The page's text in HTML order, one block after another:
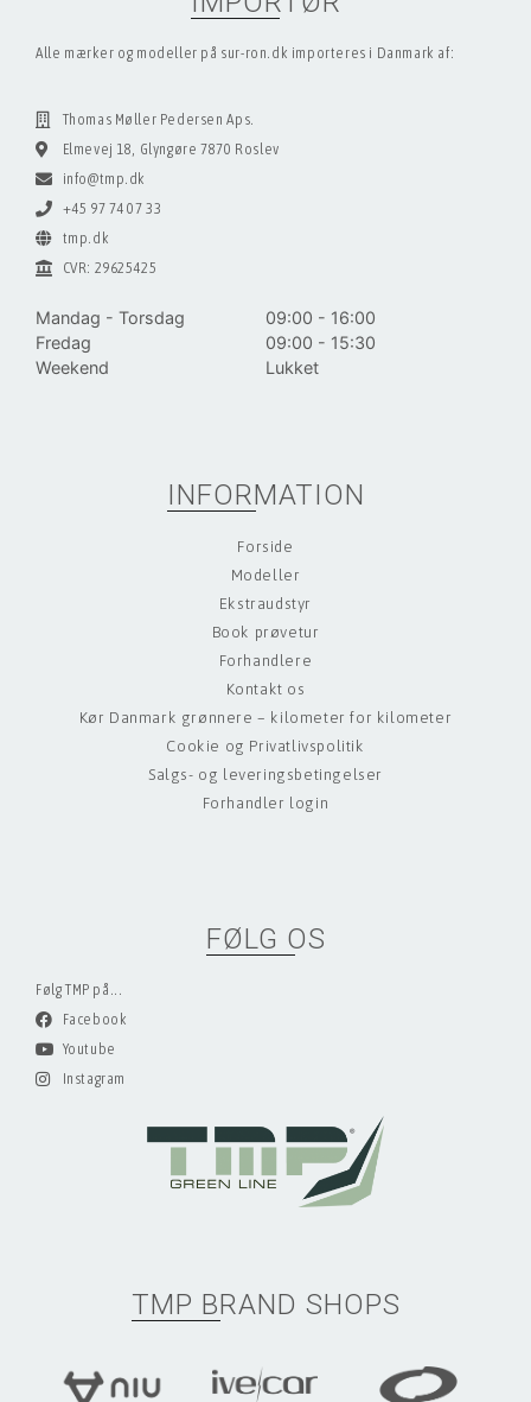
Alle mærker og modeller på sur-ron.dk importeres i Danmark af:
Thomas Møller Pedersen Aps.
Elmevej 18, Glyngøre 7870 Roslev
info@tmp.dk
+45 97 74 07 33
tmp.dk
CVR: 29625425
Mandag - Torsdag
09:00 - 16:00
Fredag
09:00 - 15:30
Weekend
Lukket
INFORMATION
Forside
Modeller
Ekstraudstyr
Book prøvetur
Forhandlere
Kontakt os
Kør Danmark grønnere – kilometer for kilometer
Cookie og Privatlivspolitik
Salgs- og leveringsbetingelser
Forhandler login
FØLG OS
Følg TMP på...
Facebook
Youtube
Instagram
TMP BRAND SHOPS